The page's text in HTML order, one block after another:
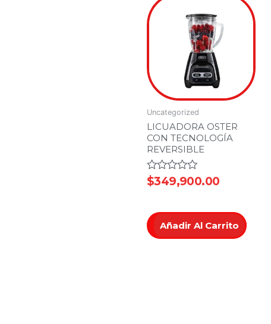
Uncategorized
LICUADORA OSTER
CON TECNOLOGÍA
REVERSIBLE
Valorado
en
5
$349,900.00
Añadir Al Carrito